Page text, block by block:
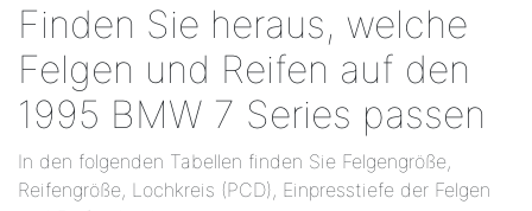
Finden Sie heraus, welche
Felgen und Reifen auf den
1995 BMW 7 Series passen
In den folgenden Tabellen finden Sie Felgengröße,
Reifengröße, Lochkreis (PCD), Einpresstiefe der Felgen